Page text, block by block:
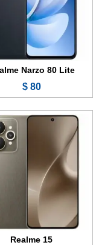
Narzo 80 Lite
80 $
Realme 15
الكاميرا:50 + 8 ميجابكسل
المعالج:
البطارية والشحن السريع:
عرض الموصفات ←
الشاشة:
الذاكرة:
الرام:4 أو 6 أو 8 جيجابايت
الكاميرا:
المعالج:
البطارية والشحن
عرض الموصفات ←